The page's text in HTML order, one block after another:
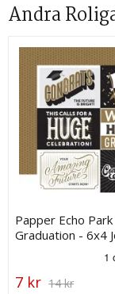
Andra
Papper Echo
Graduation - 6x4
7 kr 14 kr